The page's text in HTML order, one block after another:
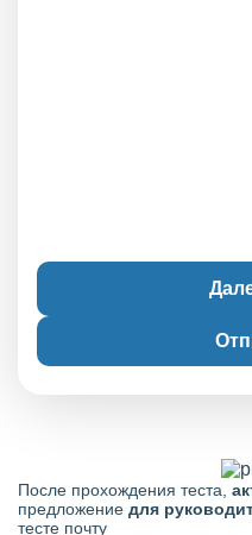
После прохождения теста,
предложение для
тесте почту